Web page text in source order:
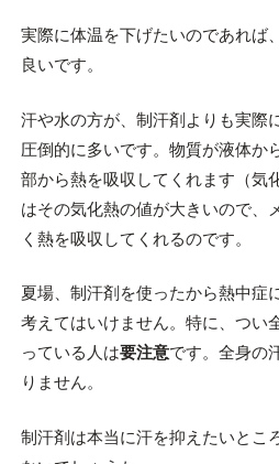
実際に体温を下げたいのであれば
良いです。
汗や水の方が、制汗剤よりも実際
圧倒的に多いです。物質が液体か
部から熱を吸収してくれます（気
はその気化熱の値が大きいので、
く熱を吸収してくれるのです。
夏場、制汗剤を使ったから熱中症
考えてはいけません。特に、つい
っている人は要注意です。全身の
りません。
制汗剤は本当に汗を抑えたいとこ